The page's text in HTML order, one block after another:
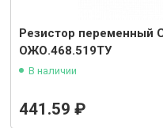
Резистор переменный
ОЖО.468.519ТУ
В наличии
441.59 ₽